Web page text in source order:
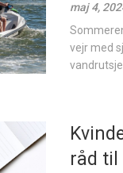
maj 4,
vejr med
råd til